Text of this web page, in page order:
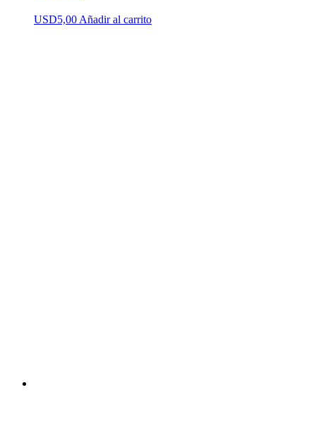
USD5,00 Añadir al carrito